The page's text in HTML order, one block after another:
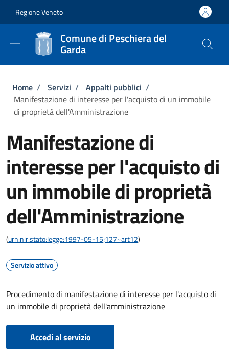
Regione Veneto
Comune di Peschiera del
Garda
Briciole di pane
Home / Servizi / Appalti pubblici /
Manifestazione di interesse per l'acquisto di un immobile
di proprietà dell'Amministrazione
Manifestazione di
interesse per l'acquisto di
un immobile di proprietà
dell'Amministrazione
(urn:nir:stato:legge:1997-05-15;127~art12)
Servizio attivo
Procedimento di manifestazione di interesse per l'acquisto di
un immobile di proprietà dell'amministrazione
Accedi al servizio